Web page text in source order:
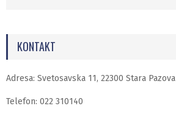
KONTAKT
Adresa: Svetosavska 11, 22300 Stara Pazova
Telefon: 022 310140